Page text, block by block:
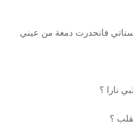
فانحدرت دمعة من عيني
نارا ؟
؟